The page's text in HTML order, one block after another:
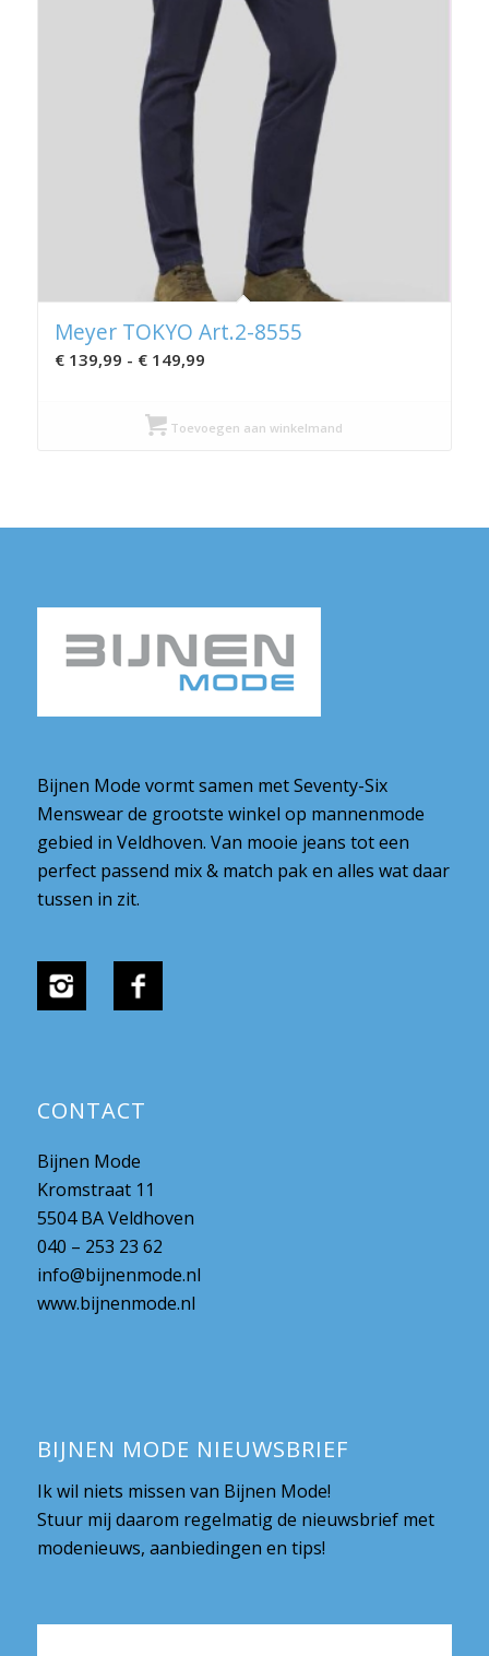
Meyer TOKYO Art.2-8555
€139,99 - €149,99Prijsklasse:
€ 149,99
Toevoegen aan winkelmand
Bijnen Mode vormt samen met Seventy-Six
Menswear de grootste winkel op mannenmode
gebied in Veldhoven. Van mooie jeans tot een
perfect passend mix & match pak en alles wat daar
tussen in zit.
CONTACT
Bijnen Mode
Kromstraat 11
5504 BA Veldhoven
040 – 253 23 62
info@bijnenmode.nl
www.bijnenmode.nl
BIJNEN MODE NIEUWSBRIEF
Ik wil niets missen van Bijnen Mode!
Stuur mij daarom regelmatig de nieuwsbrief met
modenieuws, aanbiedingen en tips!